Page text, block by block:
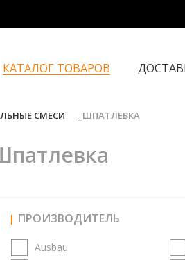
КАТАЛОГ ТОВАРОВ
СМЕСИ ШПАТЛЕВКА
ПРОИЗВОДИТЕЛЬ
Ausbau